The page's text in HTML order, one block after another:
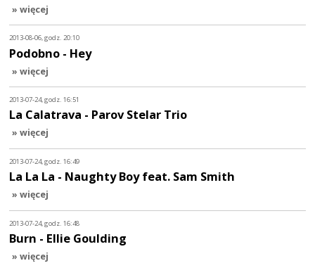
» więcej
2013-08-06, godz. 20:10
Podobno - Hey
» więcej
2013-07-24, godz. 16:51
La Calatrava - Parov Stelar Trio
» więcej
2013-07-24, godz. 16:49
La La La - Naughty Boy feat. Sam Smith
» więcej
2013-07-24, godz. 16:48
Burn - Ellie Goulding
» więcej